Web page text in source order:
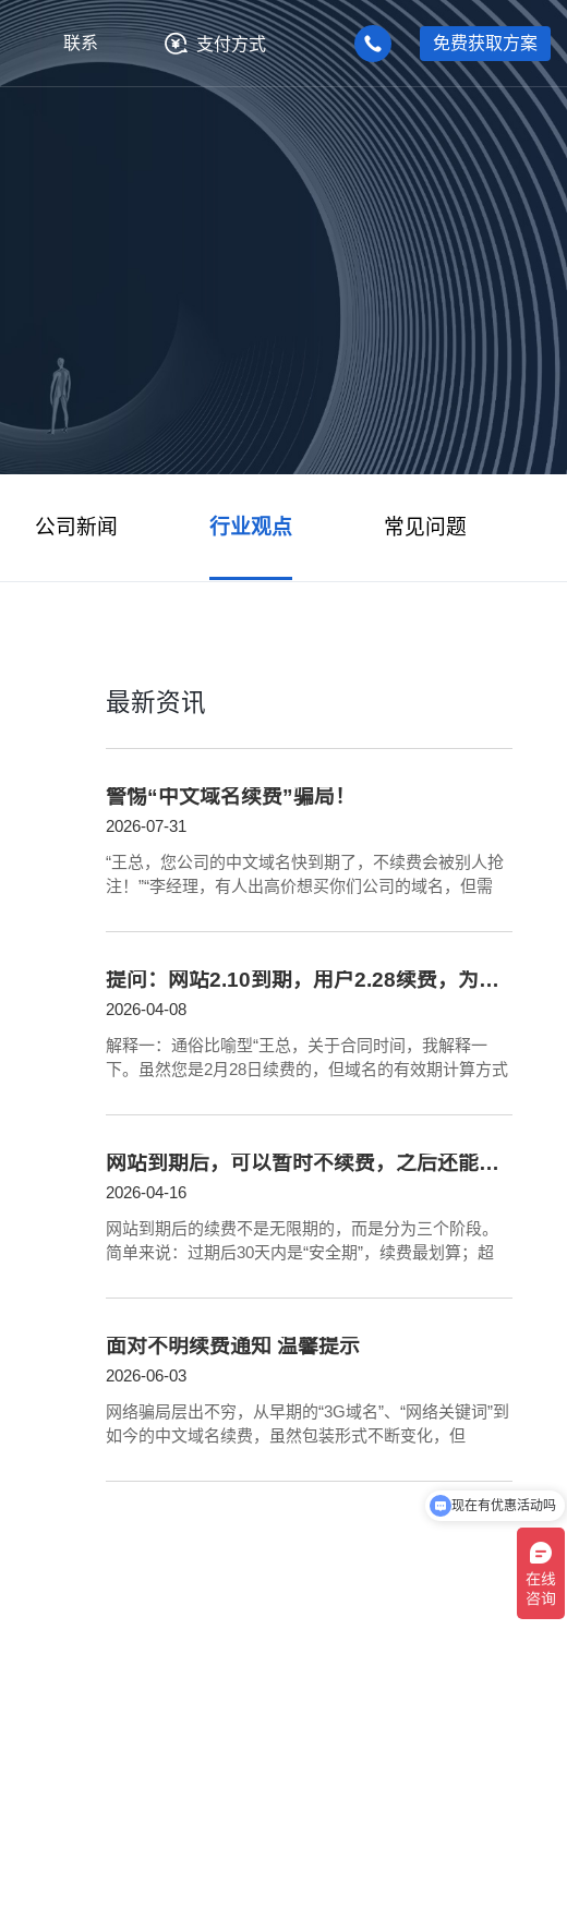
联系 支付方式 免费获取方案
公司新闻 行业观点 常见问题
最新资讯
警惕“中文域名续费”骗局！
2026-07-31
“王总，您公司的中文域名快到期了，不续费会被别人抢
注！”“李经理，有人出高价想买你们公司的域名，但需
提问：网站2.10到期，用户2.28续费，为什么新合同有效期还是以2.10为时间点签订而不是2.28？
2026-04-08
解释一：通俗比喻型“王总，关于合同时间，我解释一
下。虽然您是2月28日续费的，但域名的有效期计算方式
网站到期后，可以暂时不续费，之后还能随时续上吗？
2026-04-16
网站到期后的续费不是无限期的，而是分为三个阶段。
简单来说：过期后30天内是“安全期”，续费最划算；超
面对不明续费通知 温馨提示
2026-06-03
网络骗局层出不穷，从早期的“3G域名”、“网络关键词”到
如今的中文域名续费，虽然包装形式不断变化，但
可以介绍下你们的产品么
现在有优惠活动吗